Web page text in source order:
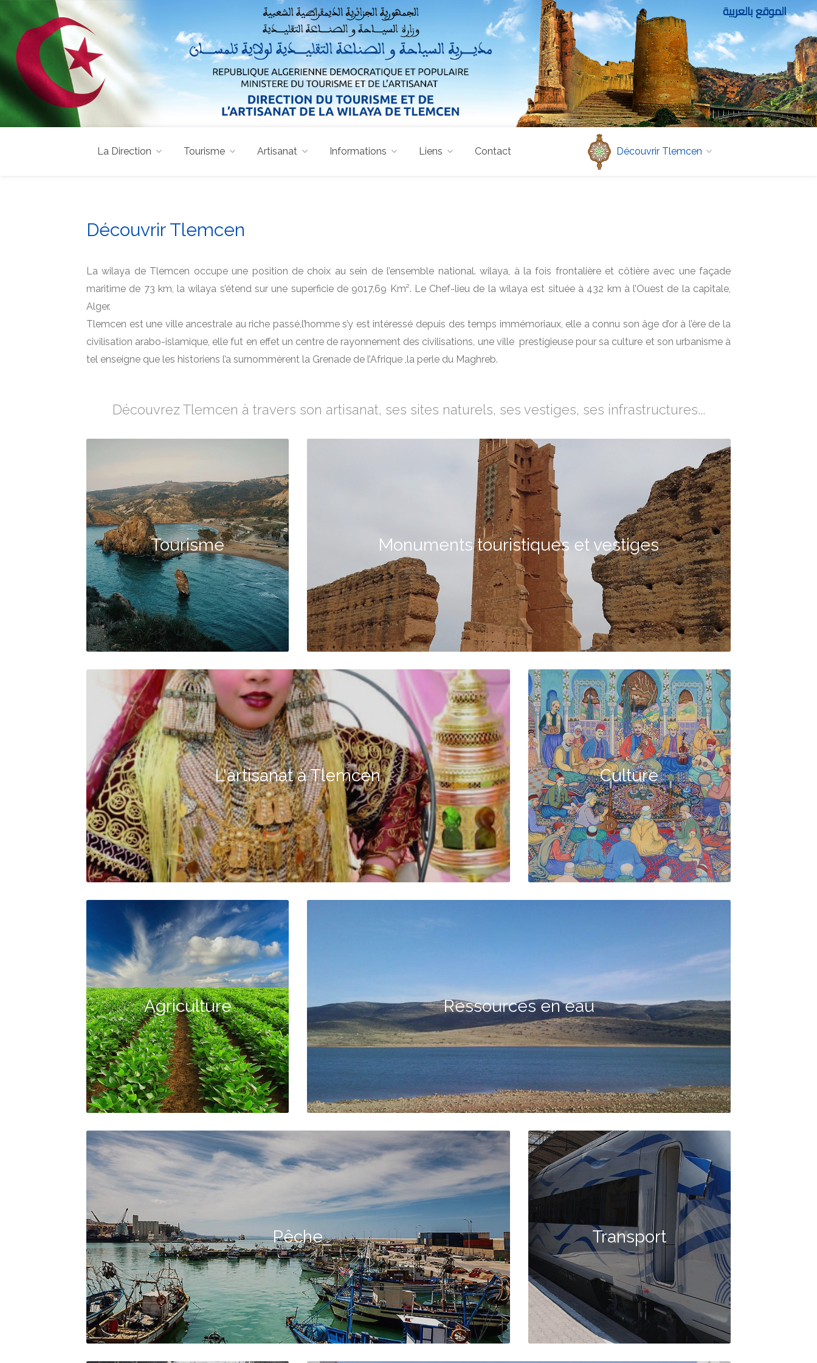
الموقع بالعربية
La Direction Tourisme Artisanat Informations Liens Contact Découvrir Tlemcen
Découvrir Tlemcen
La wilaya de Tlemcen occupe une position de choix au sein de l’ensemble national. wilaya, à la fois frontalière et côtière avec une façade
maritime de 73 km, la wilaya s’étend sur une superficie de 9017,69 Km². Le Chef-lieu de la wilaya est située à 432 km à l’Ouest de la capitale,
Alger.
Tlemcen est une ville ancestrale au riche passé,l’homme s’y est intéressé depuis des temps immémoriaux, elle a connu son âge d’or à l’ère de la
civilisation arabo-islamique, elle fut en effet un centre de rayonnement des civilisations, une ville prestigieuse pour sa culture et son urbanisme à
tel enseigne que les historiens l’a surnommèrent la Grenade de l’Afrique ,la perle du Maghreb.
Découvrez Tlemcen à travers son artisanat, ses sites naturels, ses vestiges, ses infrastructures...
Tourisme Monuments touristiques et vestiges
L'artisanat à Tlemcen Culture
Agriculture Ressources en eau
Pêche Transport